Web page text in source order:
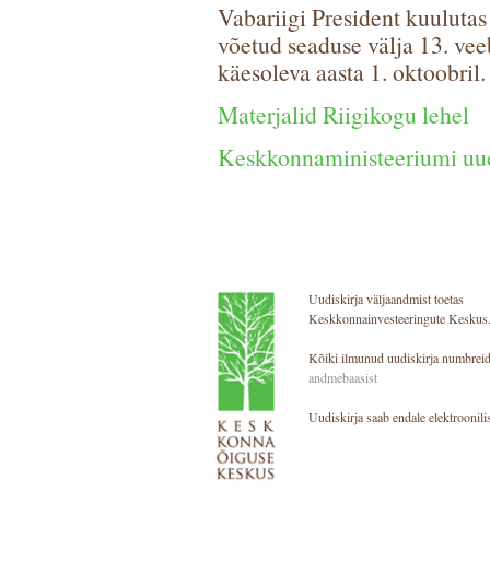
Vabariigi President
võetud seaduse välja 13.
käesoleva aasta 1. oktoobril.
Materjalid Riigikogu lehel
Keskkonnaministeeriumi
Uudiskirja väljaandmist toetas
Keskkonnainvesteeringute Keskus.
Kõiki ilmunud uudiskirja
andmebaasist
Uudiskirja saab endale